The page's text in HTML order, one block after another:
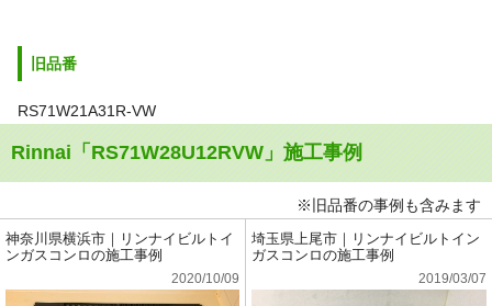
旧品番
RS71W21A31R-VW
Rinnai「RS71W28U12RVW」施工事例
※旧品番の事例も含みます
神奈川県横浜市｜リンナイビルトイ
ンガスコンロの施工事例
2020/10/09
埼玉県上尾市｜リンナイビルトイン
ガスコンロの施工事例
2019/03/07